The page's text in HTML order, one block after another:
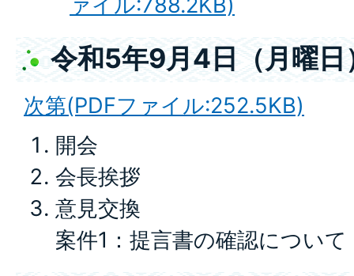
令和5年9月4日（月曜日
次第(PDFファイル:252.5KB)
開会
会長挨拶
意見交換
案件1：提言書の確認について